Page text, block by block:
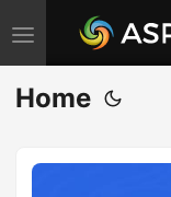
G
e
z
Home